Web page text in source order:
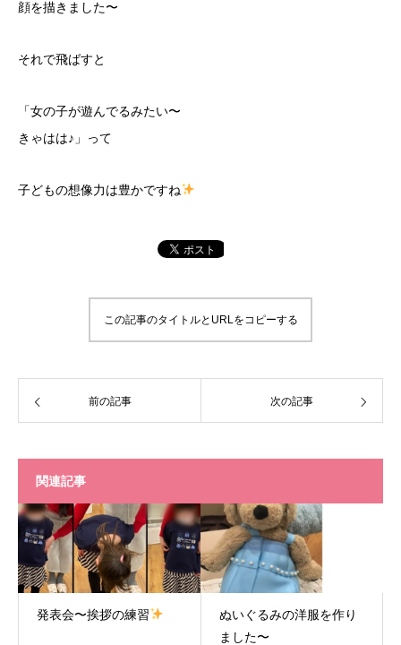
顔を描きました〜
それで飛ばすと
「女の子が遊んでるみたい〜
きゃはは♪」って
子どもの想像力は豊かですね
この記事のタイトルとURLをコピーする
前の記事 次の記事
関連記事
発表会〜挨拶の練習
ぬいぐるみの洋服を作り
ました〜